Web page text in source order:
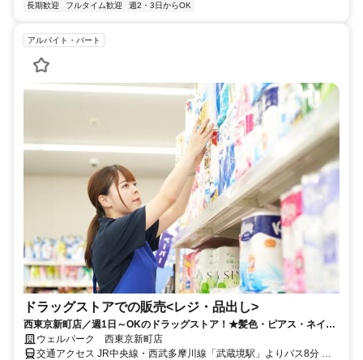
長期歓迎
フルタイム歓迎 週2・3日からOK
アルバイト・パート
ドラッグストアでの販売<レジ・品出し>
西東京新町店／週1日～OKのドラッグストア！★髪色・ピアス・ネイル
自由（規定あり）
ウェルパーク 西東京新町店
交通アクセス JR中央線・西武多摩川線「武蔵境駅」よりバス8分 バ